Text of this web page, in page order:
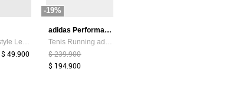
$ 49.900
-19%
adidas Performance
$ 239.900
$ 194.900